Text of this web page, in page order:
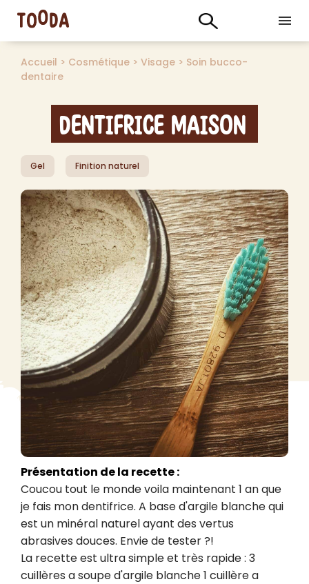
Accueil > Cosmétique > Visage > Soin bucco-
dentaire
Dentifrice maison
Gel Finition naturel
Présentation de la recette :
Coucou tout le monde voila maintenant 1 an que
je fais mon dentifrice. A base d'argile blanche qui
est un minéral naturel ayant des vertus
abrasives douces. Envie de tester ?!
La recette est ultra simple et très rapide : 3
cuillères a soupe d'argile blanche 1 cuillère a